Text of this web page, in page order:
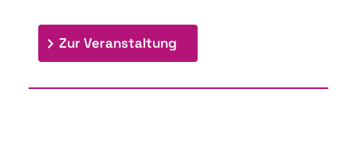
Zur Veranstaltung